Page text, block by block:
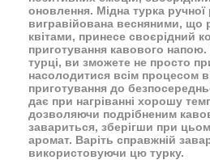
оновлення. Мідна турка
вигравійована весняними, що
квітами, принесе своєрідний
приготування кавового
турці, ви зможете не просто
насолодитися всім процесом
приготування до
дає при нагріванні хорошу
дозволяючи подрібненим
завариться, зберігши при
аромат. Варіть справжній
використовуючи цю турку.